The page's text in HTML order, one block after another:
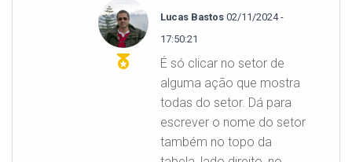
Lucas Bastos 02/11/2024 -
17:50:21
É só clicar no setor de
alguma ação que mostra
todas do setor. Dá para
escrever o nome do setor
também no topo da